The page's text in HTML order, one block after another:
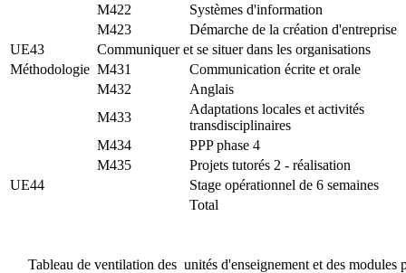
M422
Systèmes d'information
M423
Démarche de la création d'entreprise
UE43
Communiquer et se situer dans les organisations
Méthodologie M431
Communication écrite et orale
M432
Anglais
M433
Adaptations locales et activités
transdisciplinaires
M434
PPP phase 4
M435
Projets tutorés 2 - réalisation
UE44
Stage opérationnel de 6 semaines
Total
Tableau de ventilation des unités d'enseignement et des modules